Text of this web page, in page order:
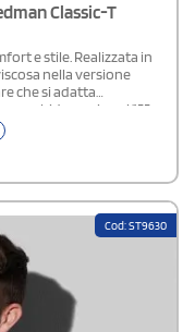
Classic-T
e stile. Realizzata in
nella versione
che si adatta
morbida con i suoi 155
il giorno. Il girocollo
aggiungono un
essenziale per chi
Cod: ST9630